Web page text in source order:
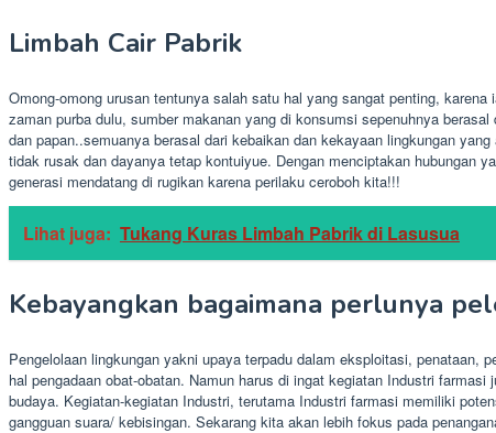
Limbah Cair Pabrik
Omong-omong urusan tentunya salah satu hal yang sangat penting,
zaman purba dulu, sumber makanan yang di konsumsi sepenuhnya
dan papan..semuanya berasal dari kebaikan dan kekayaan lingkungan
tidak rusak dan dayanya tetap kontuiyue. Dengan menciptakan hubungan
generasi mendatang di rugikan karena perilaku ceroboh kita!!!
Lihat juga: Tukang Kuras Limbah Pabrik di Lasusua
Kebayangkan bagaimana perlunya
Pengelolaan lingkungan yakni upaya terpadu dalam eksploitasi, penataan,
hal pengadaan obat-obatan. Namun harus di ingat kegiatan Industri
budaya. Kegiatan-kegiatan Industri, terutama Industri farmasi memiliki
gangguan suara/ kebisingan. Sekarang kita akan lebih fokus pada